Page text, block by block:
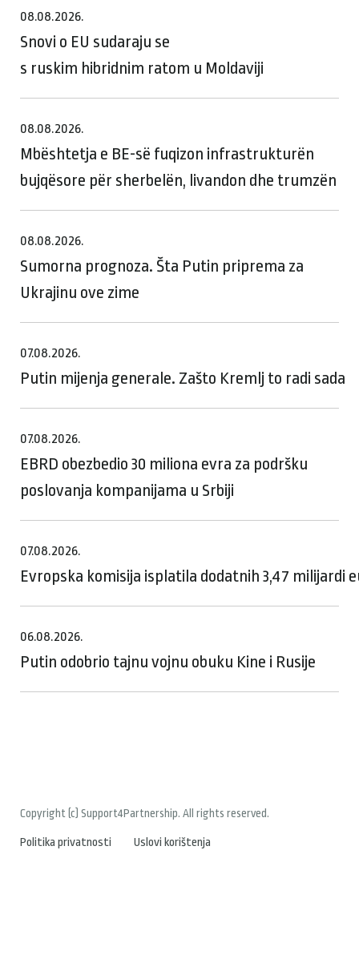
08.08.2026.
Snovi o EU sudaraju se
s ruskim hibridnim ratom u Moldaviji
08.08.2026.
Mbështetja e BE-së fuqizon infrastrukturën
bujqësore për sherbelën, livandon dhe trumzën
08.08.2026.
Sumorna prognoza. Šta Putin priprema za
Ukrajinu ove zime
07.08.2026.
Putin mijenja generale. Zašto Kremlj to radi sada
07.08.2026.
EBRD obezbedio 30 miliona evra za podršku
poslovanja kompanijama u Srbiji
07.08.2026.
Evropska komisija isplatila dodatnih 3,47 milijardi
06.08.2026.
Putin odobrio tajnu vojnu obuku Kine i Rusije
Copyright (c) Support4Partnership. All rights reserved.
Politika privatnosti Uslovi korištenja